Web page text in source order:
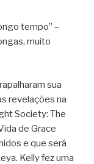
tempo” –
muito
sua
revelações na
Society: The
de Grace
e que será
Kelly fez uma